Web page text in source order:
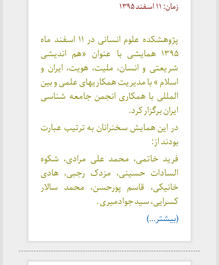
زمان: ۱۱ اسفند ۱۳۹۵
پژوهشکده علوم انسانی در ۱۱ اسفند ماه
۱۳۹۵ همایشی با عنوان «هم اندیشی
شریعتی و انسان، ملیت، هویت، ایران و
اسلام » با مدیریت همکاریهای علمی و بین
المللی با همکاری انجمن جامعه شناسی
ایران برگزار کرد.
در این همایش سخنرانان به ترتیب عبارت
بودند از:
فرید خاتمی، محمد علی مرادی، شکوه
السادات حسینی، مزدک رجبی، هادی
خانیکی، قاسم پورحسن، محمد سالار
کسرایی، سید جوادمیری .
(بیشتر…)